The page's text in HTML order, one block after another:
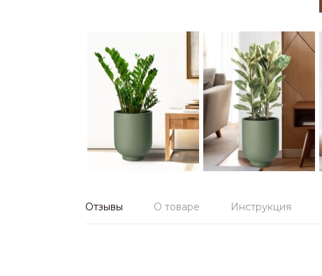
Отзывы О товаре Инструкция